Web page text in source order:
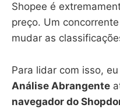
Shopee é
preço. Um
mudar as
Para lidar com isso,
Análise Abrangente
navegador do